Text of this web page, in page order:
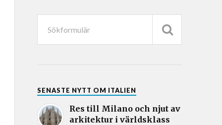
SENASTE NYTT OM ITALIEN
Res till Milano och njut av
arkitektur i världsklass